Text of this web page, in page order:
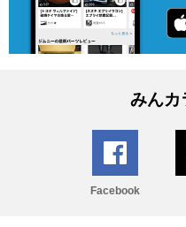
みんカ
Facebook